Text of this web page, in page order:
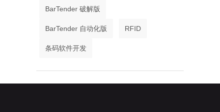
BarTender 破解版
BarTender 自动化版 RFID
条码软件开发